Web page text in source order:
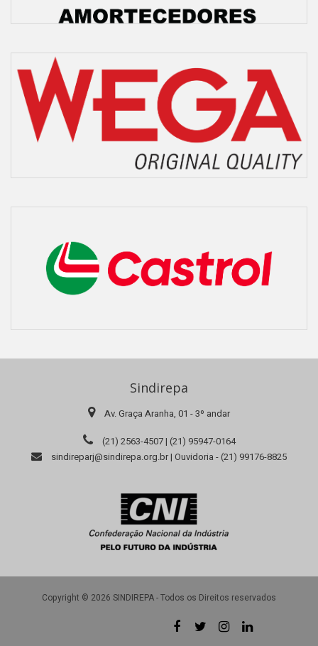
Sindirepa
Av. Graça Aranha, 01 - 3º andar
(21) 2563-4507 | (21) 95947-0164
sindireparj@sindirepa.org.br | Ouvidoria - (21) 99176-8825
Copyright © 2026 SINDIREPA - Todos os Direitos reservados